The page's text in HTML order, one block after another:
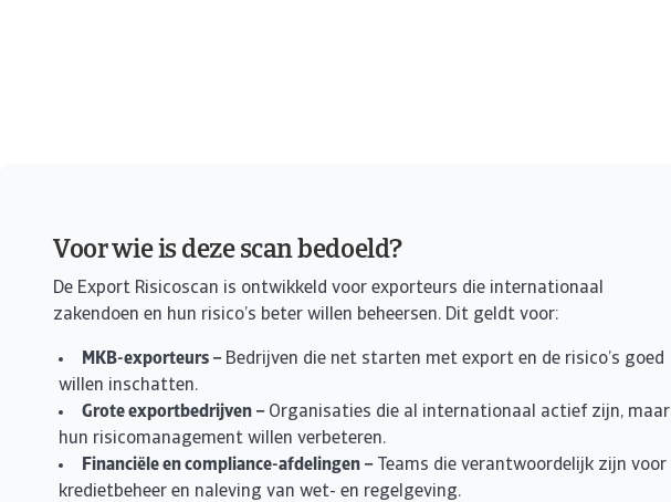
Voor wie is deze scan bedoeld?
De Export Risicoscan is ontwikkeld voor exporteurs die internationaal
zakendoen en hun risico’s beter willen beheersen. Dit geldt voor:
MKB-exporteurs – Bedrijven die net starten met export en de risico’s goed
willen inschatten.
Grote exportbedrijven – Organisaties die al internationaal actief zijn, maar
hun risicomanagement willen verbeteren.
Financiële en compliance-afdelingen –
Teams die verantwoordelijk zijn voor
kredietbeheer en naleving van wet- en regelgeving.